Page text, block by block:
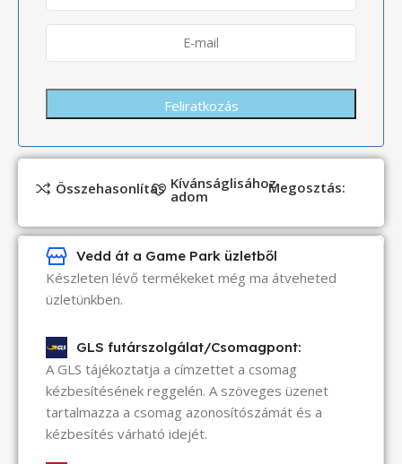
Összehasonlítás Kívánságlisához
adom Megosztás:
Vedd át a Game Park üzletből
Készleten lévő termékeket még ma átveheted
üzletünkben.
GLS futárszolgálat/Csomagpont:
A GLS tájékoztatja a címzettet a csomag
kézbesítésének reggelén. A szöveges üzenet
tartalmazza a csomag azonosítószámát és a
kézbesítés várható idejét.